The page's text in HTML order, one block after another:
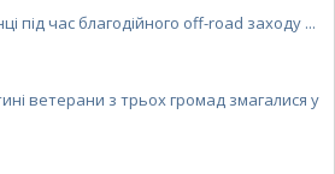
під час благодійного off-road заходу ...
ветерани з трьох громад змагалися у